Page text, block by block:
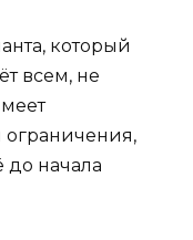
который
всем, не
ограничения,
до начала